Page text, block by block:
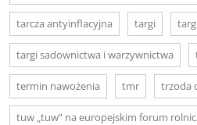
tarcza antyinflacyjna targi
targi sadownictwa i warzywnictwa
termin nawożenia tmr trzoda
tuw „tuw” na europejskim forum